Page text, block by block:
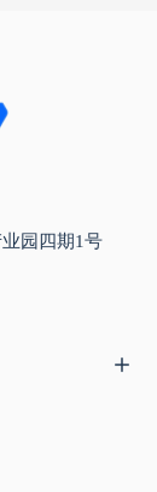
园四期1号